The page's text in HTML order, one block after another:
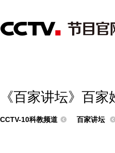
《百家讲坛》百
CCTV-10科教频道 百家讲坛